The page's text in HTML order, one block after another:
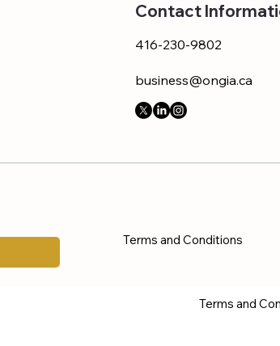
Contact
416-230-9802
business@ongia.ca
Terms and
Terms and Conditions